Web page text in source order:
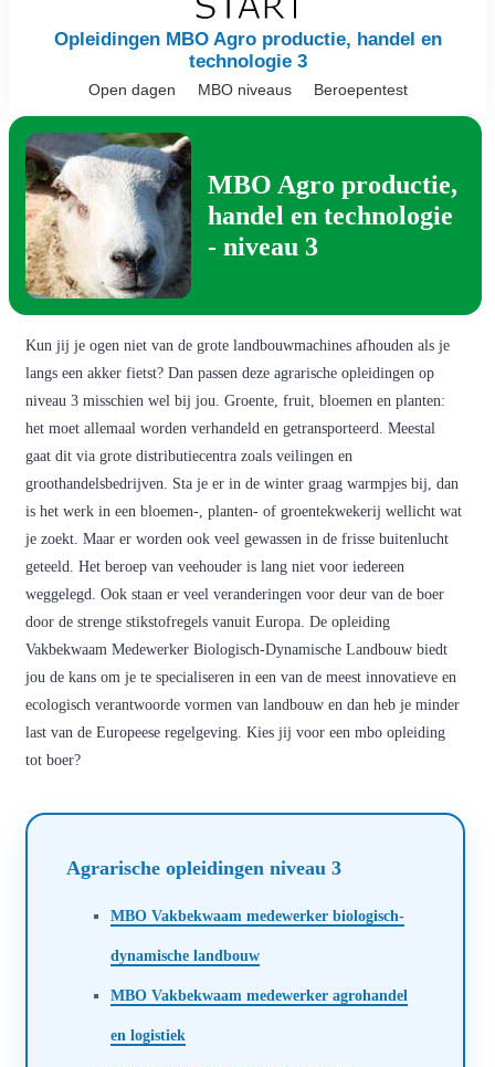
Opleidingen MBO Agro productie, handel en
technologie 3
Open dagen MBO niveaus Beroepentest
MBO Agro productie,
handel en technologie
- niveau 3
Kun jij je ogen niet van de grote landbouwmachines afhouden als je
langs een akker fietst? Dan passen deze agrarische opleidingen op
niveau 3 misschien wel bij jou. Groente, fruit, bloemen en planten:
het moet allemaal worden verhandeld en getransporteerd. Meestal
gaat dit via grote distributiecentra zoals veilingen en
groothandelsbedrijven. Sta je er in de winter graag warmpjes bij, dan
is het werk in een bloemen-, planten- of groentekwekerij wellicht wat
je zoekt. Maar er worden ook veel gewassen in de frisse buitenlucht
geteeld. Het beroep van veehouder is lang niet voor iedereen
weggelegd. Ook staan er veel veranderingen voor deur van de boer
door de strenge stikstofregels vanuit Europa. De opleiding
Vakbekwaam Medewerker Biologisch-Dynamische Landbouw biedt
jou de kans om je te specialiseren in een van de meest innovatieve en
ecologisch verantwoorde vormen van landbouw en dan heb je minder
last van de Europeese regelgeving. Kies jij voor een mbo opleiding
tot boer?
Agrarische opleidingen niveau 3
MBO Vakbekwaam medewerker biologisch-
dynamische landbouw
MBO Vakbekwaam medewerker agrohandel
en logistiek